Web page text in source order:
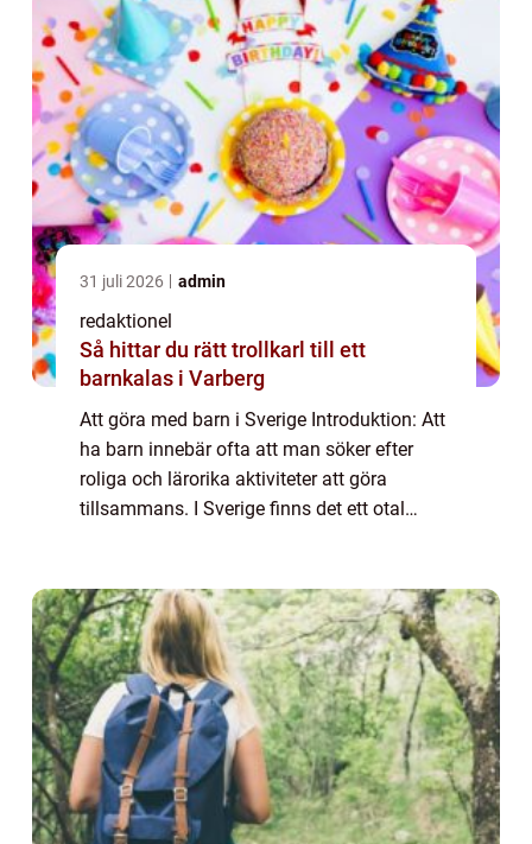
31 juli 2026 admin
redaktionel
Så hittar du rätt trollkarl till ett
barnkalas i Varberg
Att göra med barn i Sverige Introduktion: Att
ha barn innebär ofta att man söker efter
roliga och lärorika aktiviteter att göra
tillsammans. I Sverige finns det ett otal